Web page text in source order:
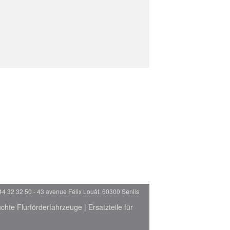
32 32 50 - 43 avenue Félix Louât, 60300 Senlis
Flurförderfahrzeuge | Ersatzteile für